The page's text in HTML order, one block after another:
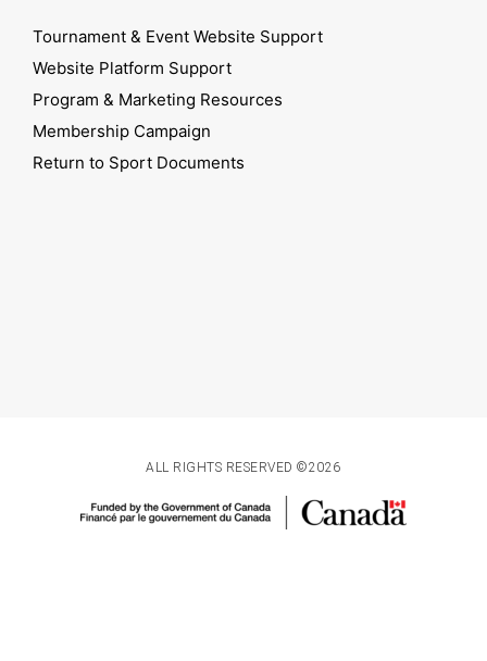
Tournament & Event Website Support
Website Platform Support
Program & Marketing Resources
Membership Campaign
Return to Sport Documents
ALL RIGHTS RESERVED ©2026